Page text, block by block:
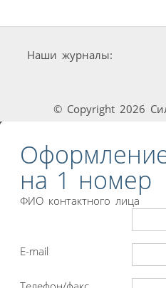
Наши журналы:
© Copyright 2026
на 1 номер
ФИО контактного лица
E-mail